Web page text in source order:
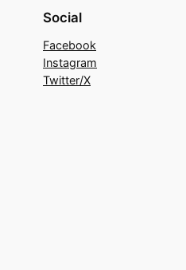
Social
Facebook
Instagram
Twitter/X